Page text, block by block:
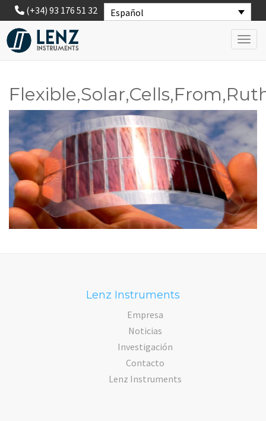
Español
(+34) 93 176 51 32
Lenz Instruments
Empresa
Noticias
Investigación
Contacto
Lenz Instruments